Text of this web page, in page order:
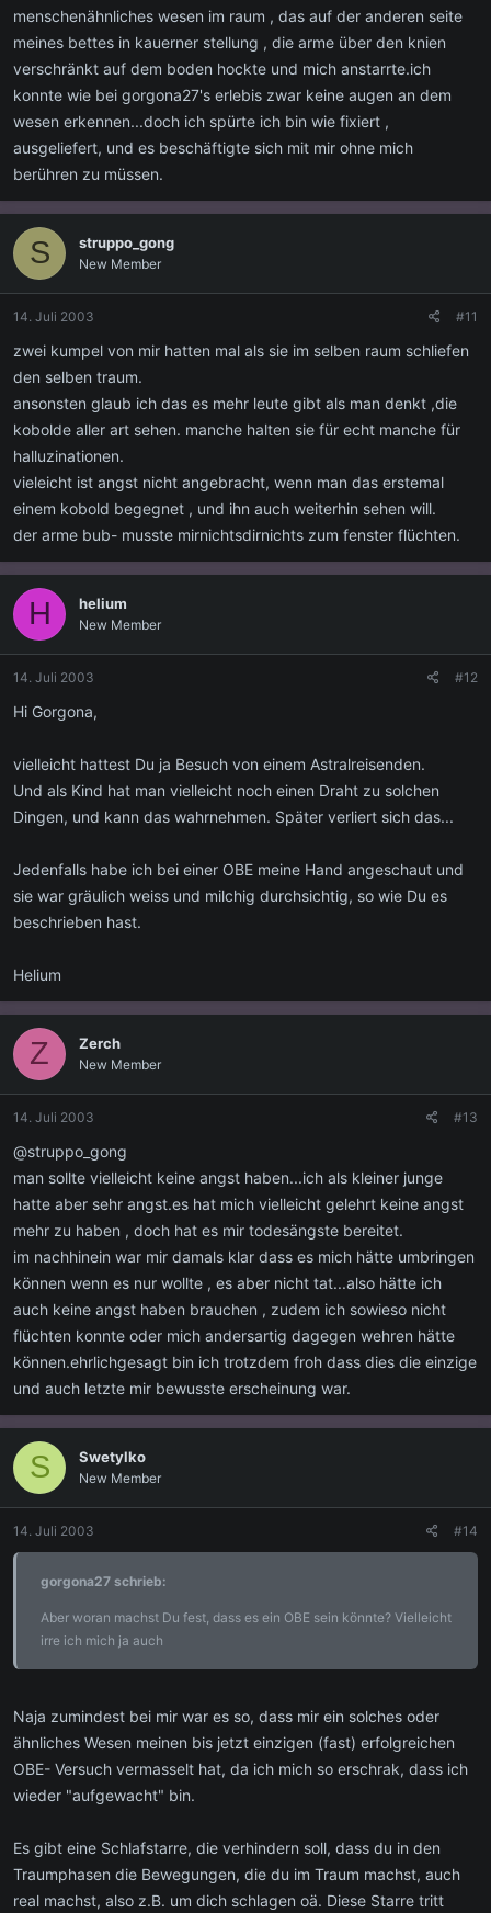
menschenähnliches wesen im raum , das auf der anderen seite
meines bettes in kauerner stellung , die arme über den knien
verschränkt auf dem boden hockte und mich anstarrte.ich
konnte wie bei gorgona27's erlebis zwar keine augen an dem
wesen erkennen...doch ich spürte ich bin wie fixiert ,
ausgeliefert, und es beschäftigte sich mit mir ohne mich
berühren zu müssen.
S struppo_gong
New Member
14. Juli 2003 #11
zwei kumpel von mir hatten mal als sie im selben raum schliefen
den selben traum.
ansonsten glaub ich das es mehr leute gibt als man denkt ,die
kobolde aller art sehen. manche halten sie für echt manche für
halluzinationen.
vieleicht ist angst nicht angebracht, wenn man das erstemal
einem kobold begegnet , und ihn auch weiterhin sehen will.
der arme bub- musste mirnichtsdirnichts zum fenster flüchten.
H helium
New Member
14. Juli 2003 #12
Hi Gorgona,
vielleicht hattest Du ja Besuch von einem Astralreisenden.
Und als Kind hat man vielleicht noch einen Draht zu solchen
Dingen, und kann das wahrnehmen. Später verliert sich das...
Jedenfalls habe ich bei einer OBE meine Hand angeschaut und
sie war gräulich weiss und milchig durchsichtig, so wie Du es
beschrieben hast.
Helium
Z Zerch
New Member
14. Juli 2003 #13
@struppo_gong
man sollte vielleicht keine angst haben...ich als kleiner junge
hatte aber sehr angst.es hat mich vielleicht gelehrt keine angst
mehr zu haben , doch hat es mir todesängste bereitet.
im nachhinein war mir damals klar dass es mich hätte umbringen
können wenn es nur wollte , es aber nicht tat...also hätte ich
auch keine angst haben brauchen , zudem ich sowieso nicht
flüchten konnte oder mich andersartig dagegen wehren hätte
können.ehrlichgesagt bin ich trotzdem froh dass dies die einzige
und auch letzte mir bewusste erscheinung war.
S Swetylko
New Member
14. Juli 2003 #14
gorgona27 schrieb:
Aber woran machst Du fest, dass es ein OBE sein könnte? Vielleicht
irre ich mich ja auch
Naja zumindest bei mir war es so, dass mir ein solches oder
ähnliches Wesen meinen bis jetzt einzigen (fast) erfolgreichen
OBE- Versuch vermasselt hat, da ich mich so erschrak, dass ich
wieder "aufgewacht" bin.
Es gibt eine Schlafstarre, die verhindern soll, dass du in den
Traumphasen die Bewegungen, die du im Traum machst, auch
real machst, also z.B. um dich schlagen oä. Diese Starre tritt